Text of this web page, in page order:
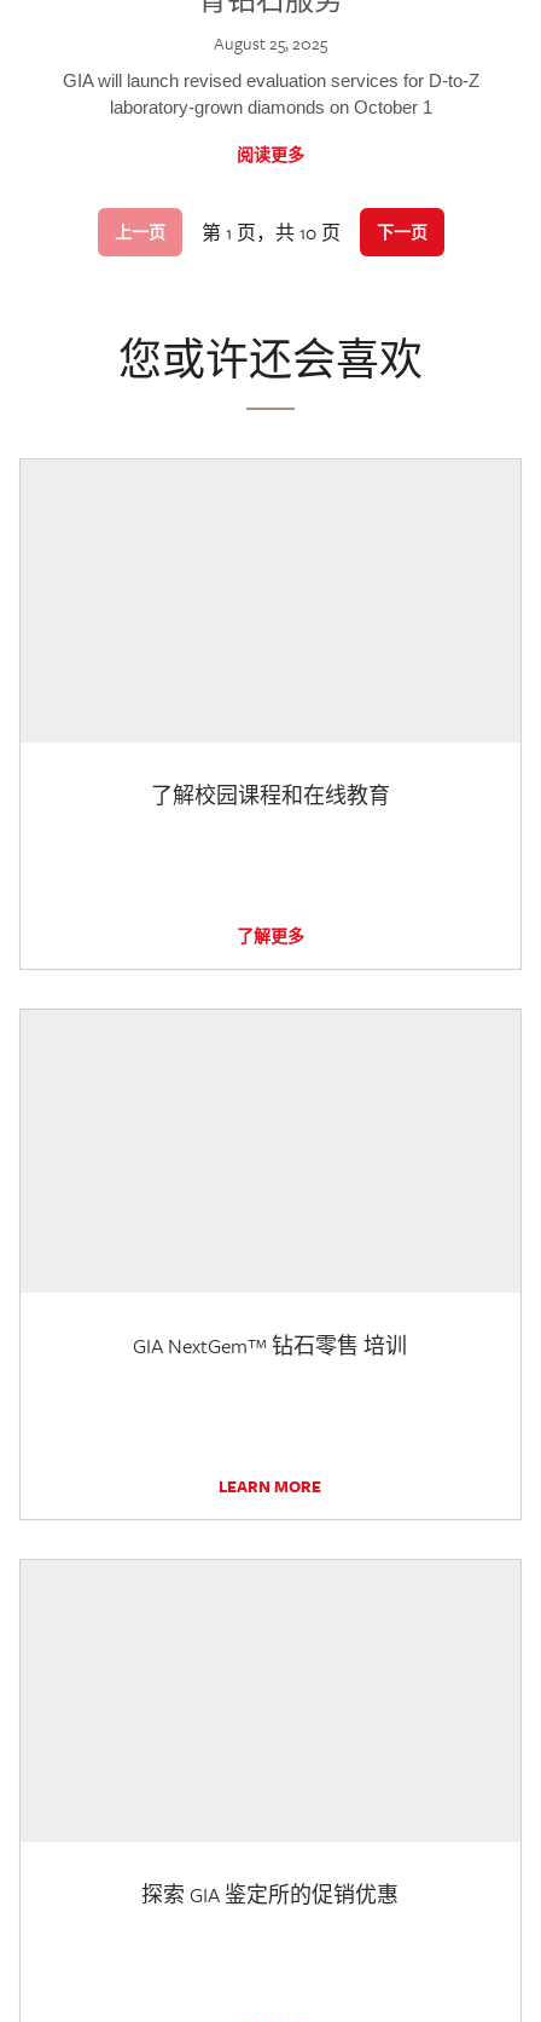
August 25, 2025
GIA will launch revised evaluation services for D-to-Z
laboratory-grown diamonds on October 1
阅读更多
上一页 第 1 页，共 10 页 下一页
您或许还会喜欢
了解校园课程和在线教育
了解更多
GIA NextGem™ 钻石零售 培训
LEARN MORE
探索 GIA 鉴定所的促销优惠